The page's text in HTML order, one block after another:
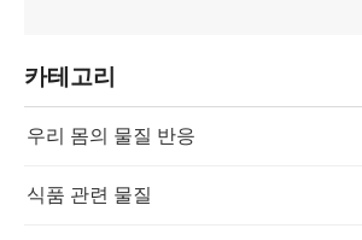
카테고리
우리 몸의 물질 반응
식품 관련 물질